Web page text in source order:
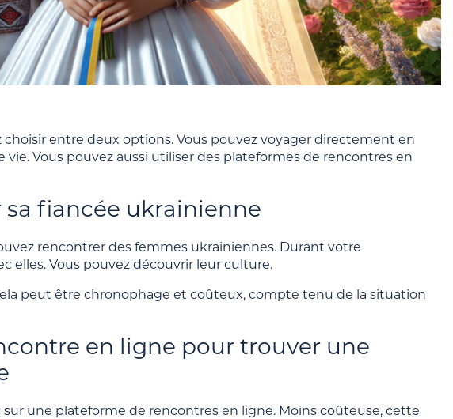
entre deux options. Vous pouvez voyager directement en
Vous pouvez aussi utiliser des plateformes de rencontres en
fiancée ukrainienne
rencontrer des femmes ukrainiennes. Durant votre
elles. Vous pouvez découvrir leur culture.
peut être chronophage et coûteux, compte tenu de la situation
en ligne pour trouver une
une plateforme de rencontres en ligne. Moins coûteuse, cette